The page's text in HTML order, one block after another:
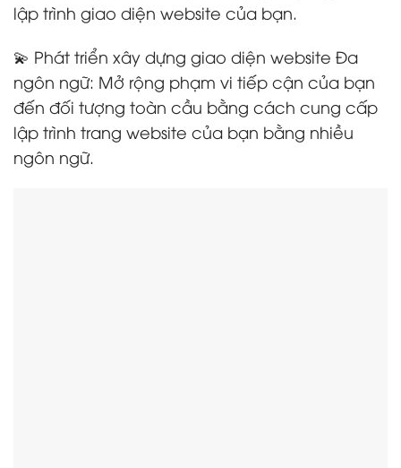
lập trình giao diện website của bạn.
💫 Phát triển xây dựng giao diện website Đa
ngôn ngữ: Mở rộng phạm vi tiếp cận của bạn
đến đối tượng toàn cầu bằng cách cung cấp
lập trình trang website của bạn bằng nhiều
ngôn ngữ.